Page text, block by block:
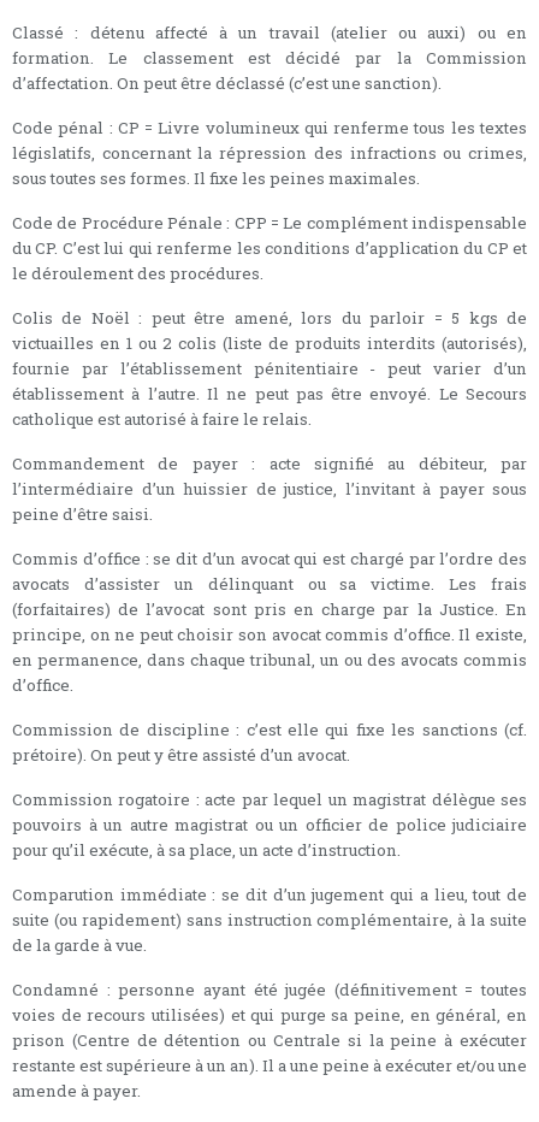
Classé : détenu affecté à un travail (atelier ou auxi) ou en
formation. Le classement est décidé par la Commission
d’affectation. On peut être déclassé (c’est une sanction).
Code pénal : CP = Livre volumineux qui renferme tous les textes
législatifs, concernant la répression des infractions ou crimes,
sous toutes ses formes. Il fixe les peines maximales.
Code de Procédure Pénale : CPP = Le complément indispensable
du CP. C’est lui qui renferme les conditions d’application du CP et
le déroulement des procédures.
Colis de Noël : peut être amené, lors du parloir = 5 kgs de
victuailles en 1 ou 2 colis (liste de produits interdits (autorisés),
fournie par l’établissement pénitentiaire - peut varier d’un
établissement à l’autre. Il ne peut pas être envoyé. Le Secours
catholique est autorisé à faire le relais.
Commandement de payer : acte signifié au débiteur, par
l’intermédiaire d’un huissier de justice, l’invitant à payer sous
peine d’être saisi.
Commis d’office : se dit d’un avocat qui est chargé par l’ordre des
avocats d’assister un délinquant ou sa victime. Les frais
(forfaitaires) de l’avocat sont pris en charge par la Justice. En
principe, on ne peut choisir son avocat commis d’office. Il existe,
en permanence, dans chaque tribunal, un ou des avocats commis
d’office.
Commission de discipline : c’est elle qui fixe les sanctions (cf.
prétoire). On peut y être assisté d’un avocat.
Commission rogatoire : acte par lequel un magistrat délègue ses
pouvoirs à un autre magistrat ou un officier de police judiciaire
pour qu’il exécute, à sa place, un acte d’instruction.
Comparution immédiate : se dit d’un jugement qui a lieu, tout de
suite (ou rapidement) sans instruction complémentaire, à la suite
de la garde à vue.
Condamné : personne ayant été jugée (définitivement = toutes
voies de recours utilisées) et qui purge sa peine, en général, en
prison (Centre de détention ou Centrale si la peine à exécuter
restante est supérieure à un an). Il a une peine à exécuter et/ou une
amende à payer.